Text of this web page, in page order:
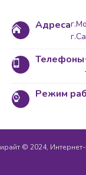
Адреса
Телефоны
Режим
© 2024,